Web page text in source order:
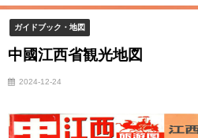
ガイドブック・地図
中國江西省観光地図
2024-12-24